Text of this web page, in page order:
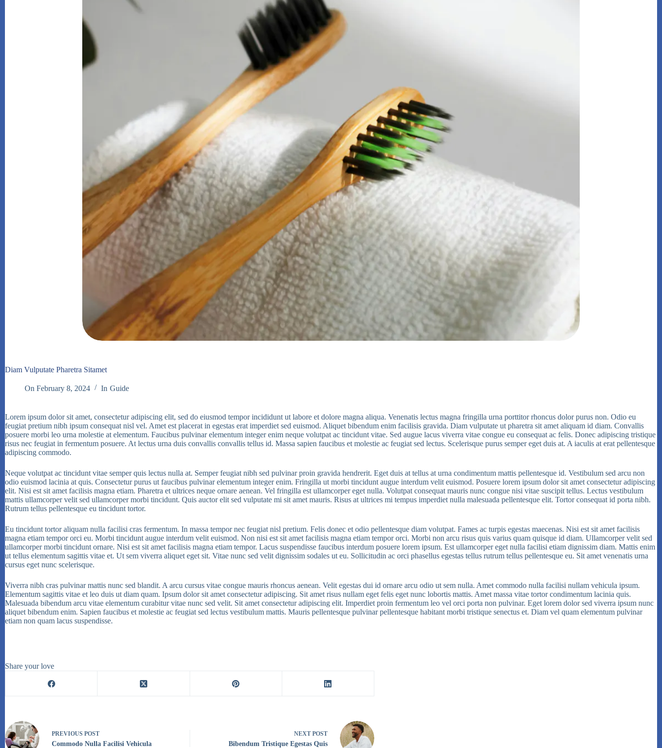
Diam Vulputate Pharetra Sitamet
On February 8, 2024 In Guide
Lorem ipsum dolor sit amet, consectetur adipiscing elit, sed do eiusmod tempor incididunt ut labore et dolore magna aliqua. Venenatis lectus magna fringilla urna porttitor rhoncus dolor purus non. Odio eu
feugiat pretium nibh ipsum consequat nisl vel. Amet est placerat in egestas erat imperdiet sed euismod. Aliquet bibendum enim facilisis gravida. Diam vulputate ut pharetra sit amet aliquam id diam. Convallis
posuere morbi leo urna molestie at elementum. Faucibus pulvinar elementum integer enim neque volutpat ac tincidunt vitae. Sed augue lacus viverra vitae congue eu consequat ac felis. Donec adipiscing tristique
risus nec feugiat in fermentum posuere. At lectus urna duis convallis convallis tellus id. Massa sapien faucibus et molestie ac feugiat sed lectus. Scelerisque purus semper eget duis at. A iaculis at erat pellentesque
adipiscing commodo.
Neque volutpat ac tincidunt vitae semper quis lectus nulla at. Semper feugiat nibh sed pulvinar proin gravida hendrerit. Eget duis at tellus at urna condimentum mattis pellentesque id. Vestibulum sed arcu non
odio euismod lacinia at quis. Consectetur purus ut faucibus pulvinar elementum integer enim. Fringilla ut morbi tincidunt augue interdum velit euismod. Posuere lorem ipsum dolor sit amet consectetur adipiscing
elit. Nisi est sit amet facilisis magna etiam. Pharetra et ultrices neque ornare aenean. Vel fringilla est ullamcorper eget nulla. Volutpat consequat mauris nunc congue nisi vitae suscipit tellus. Lectus vestibulum
mattis ullamcorper velit sed ullamcorper morbi tincidunt. Quis auctor elit sed vulputate mi sit amet mauris. Risus at ultrices mi tempus imperdiet nulla malesuada pellentesque elit. Tortor consequat id porta nibh.
Rutrum tellus pellentesque eu tincidunt tortor.
Eu tincidunt tortor aliquam nulla facilisi cras fermentum. In massa tempor nec feugiat nisl pretium. Felis donec et odio pellentesque diam volutpat. Fames ac turpis egestas maecenas. Nisi est sit amet facilisis
magna etiam tempor orci eu. Morbi tincidunt augue interdum velit euismod. Non nisi est sit amet facilisis magna etiam tempor orci. Morbi non arcu risus quis varius quam quisque id diam. Ullamcorper velit sed
ullamcorper morbi tincidunt ornare. Nisi est sit amet facilisis magna etiam tempor. Lacus suspendisse faucibus interdum posuere lorem ipsum. Est ullamcorper eget nulla facilisi etiam dignissim diam. Mattis enim
ut tellus elementum sagittis vitae et. Ut sem viverra aliquet eget sit. Vitae nunc sed velit dignissim sodales ut eu. Sollicitudin ac orci phasellus egestas tellus rutrum tellus pellentesque eu. Sit amet venenatis urna
cursus eget nunc scelerisque.
Viverra nibh cras pulvinar mattis nunc sed blandit. A arcu cursus vitae congue mauris rhoncus aenean. Velit egestas dui id ornare arcu odio ut sem nulla. Amet commodo nulla facilisi nullam vehicula ipsum.
Elementum sagittis vitae et leo duis ut diam quam. Ipsum dolor sit amet consectetur adipiscing. Sit amet risus nullam eget felis eget nunc lobortis mattis. Amet massa vitae tortor condimentum lacinia quis.
Malesuada bibendum arcu vitae elementum curabitur vitae nunc sed velit. Sit amet consectetur adipiscing elit. Imperdiet proin fermentum leo vel orci porta non pulvinar. Eget lorem dolor sed viverra ipsum nunc
aliquet bibendum enim. Sapien faucibus et molestie ac feugiat sed lectus vestibulum mattis. Mauris pellentesque pulvinar pellentesque habitant morbi tristique senectus et. Diam vel quam elementum pulvinar
etiam non quam lacus suspendisse.
Share your love
PREVIOUS POST
Commodo Nulla Facilisi Vehicula
NEXT POST
Bibendum Tristique Egestas Quis